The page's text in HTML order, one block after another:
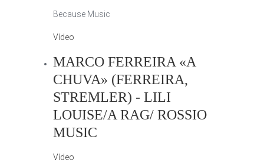
Because Music
Vídeo
MARCO FERREIRA «A
CHUVA» (FERREIRA,
STREMLER) - LILI
LOUISE/A RAG/ ROSSIO
MUSIC
Vídeo